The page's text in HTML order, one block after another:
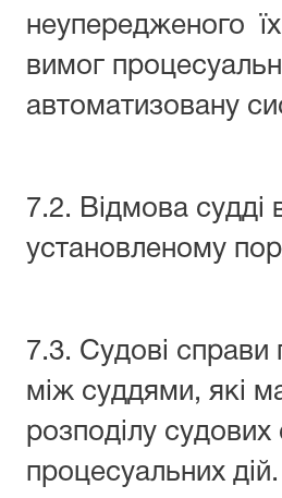
неупередженого
вимог
автоматизовану
7.2. Відмова судді
установленому
7.3. Судові справи
між суддями, які
розподілу
процесуальних дій.